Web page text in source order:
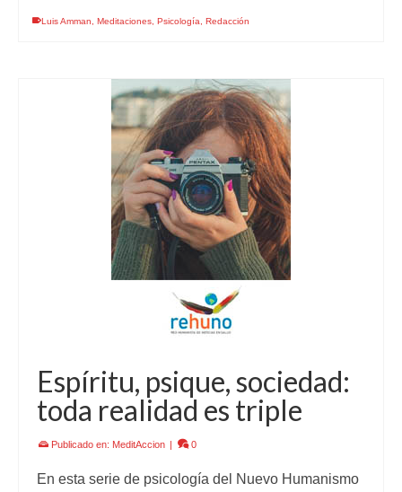
Luis Amman Meditaciones Psicología Redacción
Espíritu, psique, sociedad:
toda realidad es triple
Publicado en: MeditAccion | 0
En esta serie de psicología del Nuevo Humanismo